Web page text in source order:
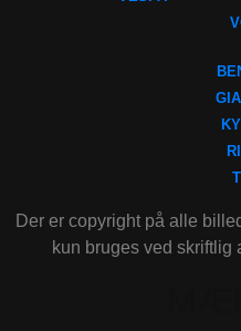
Der er copyright på alle
kun bruges ved skriftlig